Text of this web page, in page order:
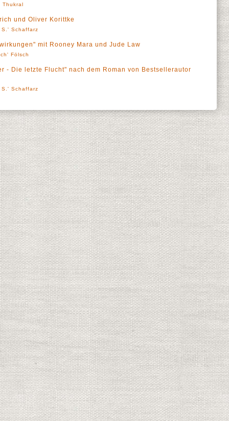
Thukral
und Oliver Korittke
S.' Schaffarz
mit Rooney Mara und Jude Law
Fölsch
- Die letzte Flucht" nach dem Roman von Bestsellerautor
S.' Schaffarz